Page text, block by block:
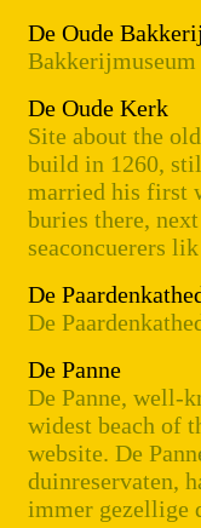
De Oude
De Oude Kerk
Site about the
build in 1260,
married his first
buries there,
seaconcuerers lik
De
De
De Panne
De Panne, well-
widest beach of
website. De
duinreservaten,
immer gezellige